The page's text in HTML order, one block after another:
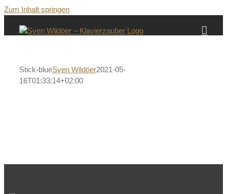
Zum Inhalt springen
Stick-blueSven Wildöer2021-05-
16T01:33:14+02:00